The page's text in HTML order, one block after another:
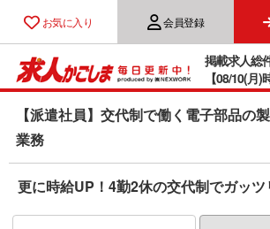
お気に入り 会員登録
掲載求人総
【08/10(月)
【派遣社員】交代制で働く電子部品の
業務
更に時給UP！4勤2休の交代制でガッ